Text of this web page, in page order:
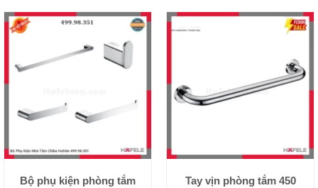
Bộ phụ kiện phòng tắm
Tay vịn phòng tắm 450